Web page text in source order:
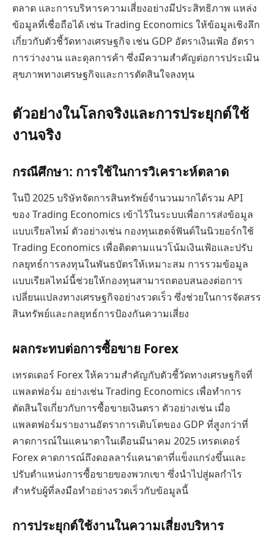
ตลาด และการบริหารความเสี่ยงอย่างมีประสิทธิภาพ แหล่ง
ข้อมูลที่เชื่อถือได้ เช่น Trading Economics ให้ข้อมูลเชิงลึก
เกี่ยวกับตัวชี้วัดทางเศรษฐกิจ เช่น GDP อัตราเงินเฟ้อ อัตรา
การว่างงาน และดุลการค้า ซึ่งมีความสำคัญต่อการประเมิน
สุขภาพทางเศรษฐกิจและการตัดสินใจลงทุน
ตัวอย่างในโลกจริงและการประยุกต์ใช้
งานจริง
กรณีศึกษา: การใช้ในการวิเคราะห์ตลาด
ในปี 2025 บริษัทจัดการสินทรัพย์จำนวนมากได้รวม API
ของ Trading Economics เข้าไว้ในระบบเพื่อการส่งข้อมูล
แบบเรียลไทม์ ตัวอย่างเช่น กองทุนเฮดจ์ฟันด์ในนิวยอร์กใช้
Trading Economics เพื่อติดตามแนวโน้มเงินเฟ้อและปรับ
กลยุทธ์การลงทุนในพันธบัตรให้เหมาะสม การรวมข้อมูล
แบบเรียลไทม์นี้ช่วยให้กองทุนสามารถตอบสนองต่อการ
เปลี่ยนแปลงทางเศรษฐกิจอย่างรวดเร็ว ซึ่งช่วยในการจัดสรร
สินทรัพย์และกลยุทธ์การป้องกันความเสี่ยง
ผลกระทบต่อการซื้อขาย Forex
เทรดเดอร์ Forex ให้ความสำคัญกับตัวชี้วัดทางเศรษฐกิจที่
แพลตฟอร์ม อย่างเช่น Trading Economics เพื่อทำการ
ตัดสินใจเกี่ยวกับการซื้อขายเงินตรา ตัวอย่างเช่น เมื่อ
แพลตฟอร์มรายงานอัตราการเติบโตของ GDP ที่สูงกว่าที่
คาดการณ์ในแคนาดาในเดือนมีนาคม 2025 เทรดเดอร์
Forex คาดการณ์ถึงดอลลาร์แคนาดาที่แข็งแกร่งขึ้นและ
ปรับตำแหน่งการซื้อขายของพวกเขา ซึ่งนำไปสู่ผลกำไร
สำหรับผู้ที่ลงมือทำอย่างรวดเร็วกับข้อมูลนี้
การประยุกต์ใช้งานในความเสี่ยงบริหาร